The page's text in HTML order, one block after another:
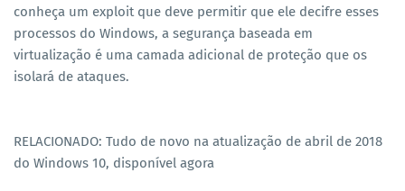
conheça um exploit que deve permitir que ele decifre esses
processos do Windows, a segurança baseada em
virtualização é uma camada adicional de proteção que os
isolará de ataques.
RELACIONADO: Tudo de novo na atualização de abril de 2018
do Windows 10, disponível agora